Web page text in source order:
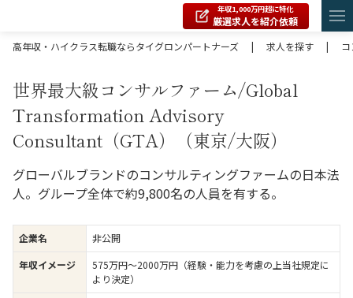
年収1,000万円超に特化
厳選求人を紹介依頼
高年収・ハイクラス転職ならタイグロンパートナーズ
| 求人を探す |
世界最大級コンサルファーム/Global
Transformation Advisory
Consultant（GTA）（東京/大阪）
グローバルブランドのコンサルティングファームの日本法
人。グループ全体で約9,800名の人員を有する。
企業名
非公開
年収イメージ
575万円〜2000万円（経験・能力を考慮の上当社規定に
より決定）